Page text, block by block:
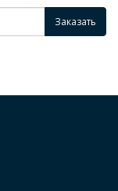
Заказать